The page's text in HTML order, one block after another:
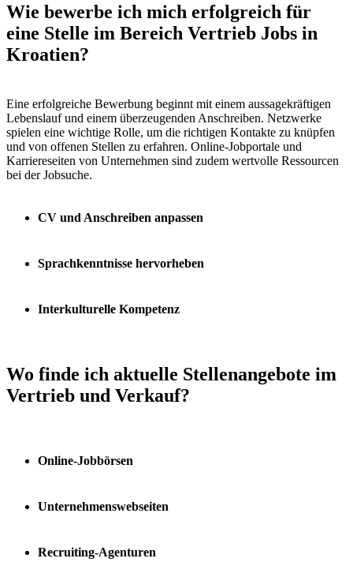
Wie bewerbe ich mich erfolgreich für
eine Stelle im Bereich Vertrieb Jobs in
Kroatien?
Eine erfolgreiche Bewerbung beginnt mit einem aussagekräftigen
Lebenslauf und einem überzeugenden Anschreiben. Netzwerke
spielen eine wichtige Rolle, um die richtigen Kontakte zu knüpfen
und von offenen Stellen zu erfahren. Online-Jobportale und
Karriereseiten von Unternehmen sind zudem wertvolle Ressourcen
bei der Jobsuche.
CV und Anschreiben anpassen
Sprachkenntnisse hervorheben
Interkulturelle Kompetenz
Wo finde ich aktuelle Stellenangebote im
Vertrieb und Verkauf?
Online-Jobbörsen
Unternehmenswebseiten
Recruiting-Agenturen